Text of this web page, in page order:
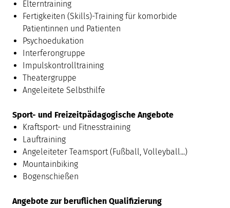
Elterntraining
Fertigkeiten (Skills)-Training für komorbide
Patientinnen und Patienten
Psychoedukation
Interferongruppe
Impulskontrolltraining
Theatergruppe
Angeleitete Selbsthilfe
Sport- und Freizeitpädagogische Angebote
Kraftsport- und Fitnesstraining
Lauftraining
Angeleiteter Teamsport (Fußball, Volleyball...)
Mountainbiking
Bogenschießen
Angebote zur beruflichen Qualifizierung